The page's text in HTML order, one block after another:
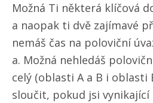
Možná Ti některá klíčová
a naopak ti dvě zajímavé
nemáš čas na poloviční
a. Možná nehledáš
celý (oblasti A a B i oblasti
sloučit, pokud jsi